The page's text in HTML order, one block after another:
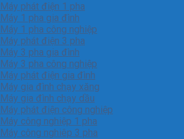
Máy phát điện 1 pha
Máy 1 pha gia đình
Máy 1 pha công nghiệp
Máy phát điện 3 pha
Máy 3 pha gia đình
Máy 3 pha công nghiệp
Máy phát điện gia đình
Máy gia đình chạy xăng
Máy gia đình chạy dầu
Máy phát điện công nghiệp
Máy công nghiệp 1 pha
Máy công nghiêp 3 pha